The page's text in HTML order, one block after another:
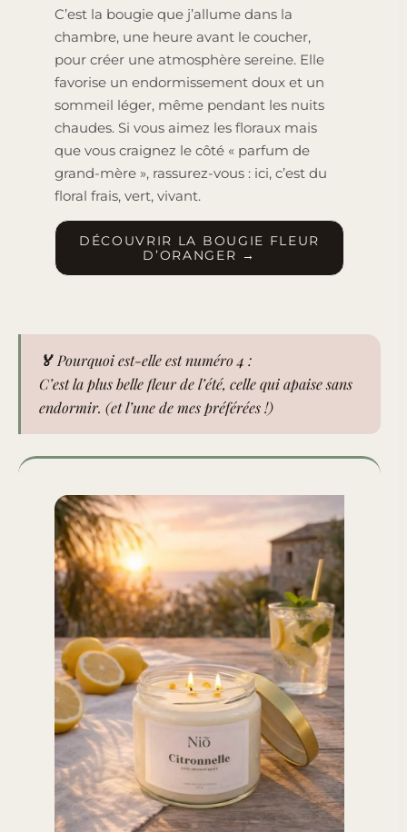
C’est la bougie que j’allume dans la
chambre, une heure avant le coucher,
pour créer une atmosphère sereine. Elle
favorise un endormissement doux et un
sommeil léger, même pendant les nuits
chaudes. Si vous aimez les floraux mais
que vous craignez le côté « parfum de
grand-mère », rassurez-vous : ici, c’est du
floral frais, vert, vivant.
DÉCOUVRIR LA BOUGIE FLEUR
D’ORANGER →
🏅 Pourquoi est-elle est numéro 4 :
C’est la plus belle fleur de l’été, celle qui apaise sans
endormir. (et l’une de mes préférées !)